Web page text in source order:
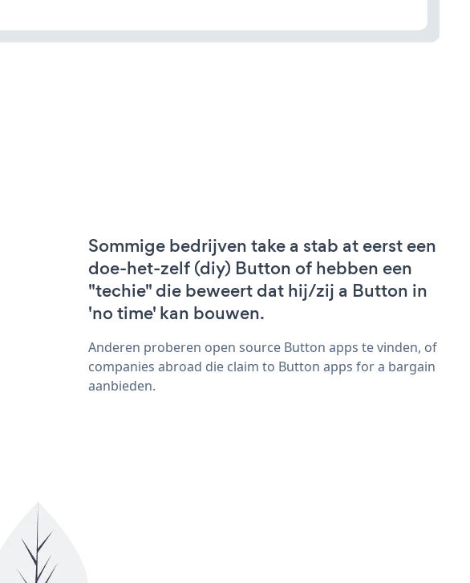
Sommige bedrijven take a stab at eerst een
doe-het-zelf (diy) Button of hebben een
"techie" die beweert dat hij/zij a Button in
'no time' kan bouwen.
Anderen proberen open source Button apps te vinden, of
companies abroad die claim to Button apps for a bargain
aanbieden.